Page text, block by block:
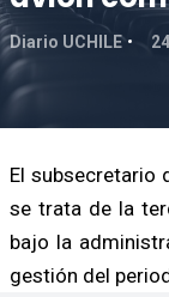
Diario UCHILE
El subsecretario
se trata de la
bajo la
gestión del